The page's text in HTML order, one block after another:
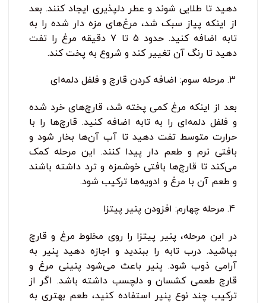
دهید تا طلایی شوند و عطر دلپذیری ایجاد کنند. بعد
از اینکه پیاز سبک شد، مرغ‌های مزه‌ دار شده را به
تابه اضافه کنید. حدود ۵ تا ۷ دقیقه مرغ را تفت
دهید تا رنگ آن تغییر کند و شروع به پخت کند.
مرحله سوم: اضافه کردن قارچ و فلفل دلمه‌ای
بعد از اینکه مرغ کمی پخته شد، قارچ‌های خرد شده
و فلفل دلمه‌ای را به تابه اضافه کنید. قارچ‌ها را با
حرارت متوسط تفت دهید تا آب آن‌ها بخار شود و
بافتی نرم و طعم‌ دار پیدا کنند. این مرحله کمک
می‌کند تا قارچ‌ها بافتی خوشمزه و ترد داشته باشند
و طعم آن با مرغ و ادویه‌ها ترکیب شود.
مرحله چهارم: افزودن پنیر پیتزا
در این مرحله، پنیر پیتزا را روی مخلوط مرغ و قارچ
بپاشید. درب تابه را ببندید و اجازه دهید پنیر به
آرامی ذوب شود. پنیر باعث می‌شود پنینی مرغ و
قارچ طعمی کشسان و دلچسب داشته باشد. اگر از
ترکیب چند نوع پنیر استفاده کنید، طعم بهتری به